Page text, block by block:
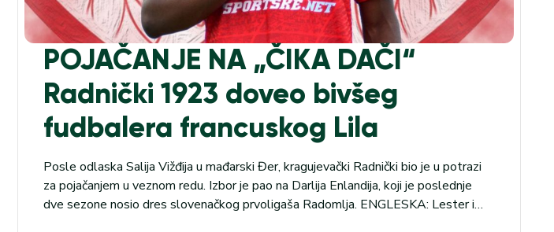
POJAČANJE NA „ČIKA DAČI“
Radnički 1923 doveo bivšeg
fudbalera francuskog Lila
Posle odlaska Salija Vižđija u mađarski Đer, kragujevački Radnički bio je u potrazi
za pojačanjem u veznom redu. Izbor je pao na Darlija Enlandija, koji je poslednje
dve sezone nosio dres slovenačkog prvoligaša Radomlja. ENGLESKA: Lester i